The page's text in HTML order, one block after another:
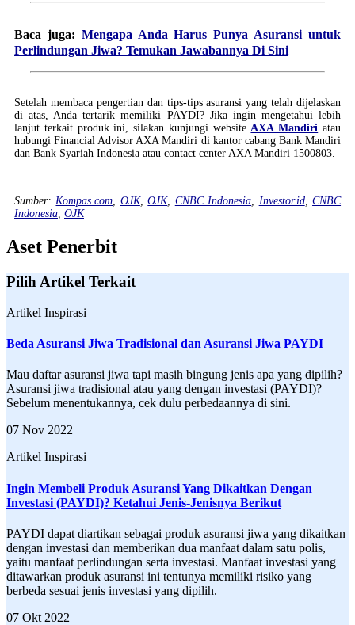
Baca juga: Mengapa Anda Harus Punya Asuransi untuk
Perlindungan Jiwa? Temukan Jawabannya Di Sini
Setelah membaca pengertian dan tips-tips asuransi yang telah dijelaskan
di atas, Anda tertarik memiliki PAYDI? Jika ingin mengetahui lebih
lanjut terkait produk ini, silakan kunjungi websiteAXA Mandiri atau
hubungi Financial Advisor AXA Mandiri di kantor cabang Bank Mandiri
dan Bank Syariah Indonesia atau contact center AXA Mandiri 1500803.
Sumber:Kompas.com, OJK,OJK, CNBC Indonesia, Investor.id,CNBC
Indonesia, OJK
Aset Penerbit
Pilih Artikel Terkait
Artikel Inspirasi
Beda Asuransi Jiwa Tradisional dan Asuransi Jiwa PAYDI
Mau daftar asuransi jiwa tapi masih bingung jenis apa yang dipilih?
Asuransi jiwa tradisional atau yang dengan investasi (PAYDI)?
Sebelum menentukannya, cek dulu perbedaannya di sini.
07 Nov 2022
Artikel Inspirasi
Ingin Membeli Produk Asuransi Yang Dikaitkan Dengan
Investasi (PAYDI)? Ketahui Jenis-Jenisnya Berikut
PAYDI dapat diartikan sebagai produk asuransi jiwa yang dikaitkan
dengan investasi dan memberikan dua manfaat dalam satu polis,
yaitu manfaat perlindungan serta investasi. Manfaat investasi yang
ditawarkan produk asuransi ini tentunya memiliki risiko yang
berbeda sesuai jenis investasi yang dipilih.
07 Okt 2022